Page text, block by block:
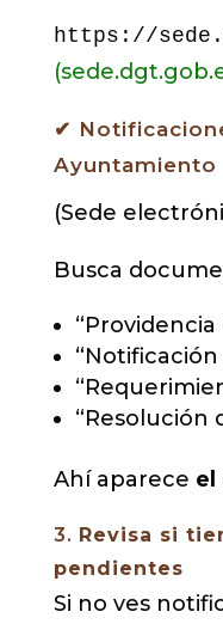
https://
✔
Ayuntamiento
(Sede
Busca
“Resolución
Ahí aparece el
3. Revisa si
pendientes
Si no ves